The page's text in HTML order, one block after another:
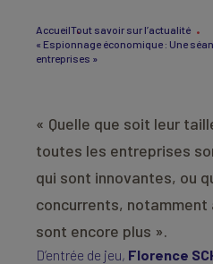
AccueilTout savoir sur l’actualité
« Espionnage économique : Une
entreprises »
« Quelle que soit leur
toutes les entreprises
qui sont innovantes, ou
concurrents, notamment
sont encore plus ».
D’entrée de jeu, Florence